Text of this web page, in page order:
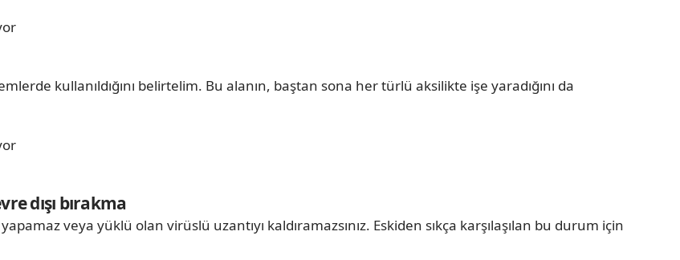
kullanıldığını belirtelim. Bu alanın, baştan sona her türlü aksilikte işe yaradığını da
dışı bırakma
veya yüklü olan virüslü uzantıyı kaldıramazsınız. Eskiden sıkça karşılaşılan bu durum için